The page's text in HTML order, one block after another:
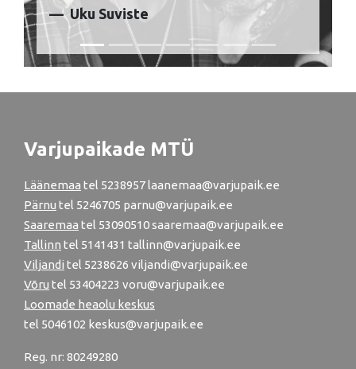
Uku Suviste
Varjupaikade MTÜ
Läänemaa tel 5238957laanemaa@varjupaik.ee
Pärnu tel 5246705 parnu@varjupaik.ee
Saaremaa tel 53090510 saaremaa@varjupaik.ee
Tallinn tel 5141431 tallinn@varjupaik.ee
Viljandi tel 5238626 viljandi@varjupaik.ee
Võru tel 53404223 voru@varjupaik.ee
Loomade heaolu keskus
tel 5046102 keskus@varjupaik.ee
Reg. nr: 80249280